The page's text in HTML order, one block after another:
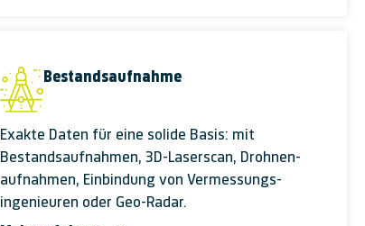
Bestandsaufnahme
Exakte Daten für eine solide Basis: mit
Bestands­auf­nahmen, 3D-Laser­scan, Drohnen­
aufnahmen, Ein­bindung von Ver­mess­ungs­
ingeni­euren oder Geo-Radar.